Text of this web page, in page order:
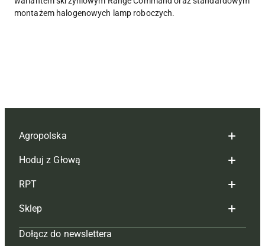
montażem halogenowych lamp roboczych.
Agropolska
Redakcja
Reklama
Tagi
Mapa serwisu
Hoduj z Głową
Hoduj z głową bydło
Hoduj z głową świnie
Prenumerata
RPT
Redakcja
Prenumerata
Sklep
Czasopisma i prenumerata
Dołącz do newslettera